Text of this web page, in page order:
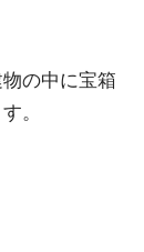
の中に宝箱
。